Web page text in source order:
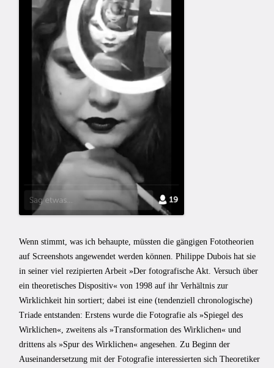
Wenn stimmt, was ich behaupte, müssten die gängigen Fototheorien
auf Screenshots angewendet werden können. Philippe Dubois hat sie
in seiner viel rezipierten Arbeit »Der fotografische Akt. Versuch über
ein theoretisches Dispositiv« von 1998 auf ihr Verhältnis zur
Wirklichkeit hin sortiert; dabei ist eine (tendenziell chronologische)
Triade entstanden: Erstens wurde die Fotografie als »Spiegel des
Wirklichen«, zweitens als »Transformation des Wirklichen« und
drittens als »Spur des Wirklichen« angesehen. Zu Beginn der
Auseinandersetzung mit der Fotografie interessierten sich Theoretiker